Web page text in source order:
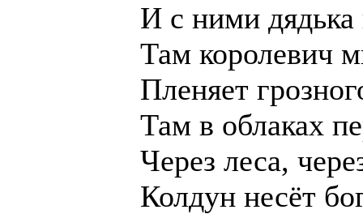
И с ними
Там королевич
Пленяет
Там в облаках
Через леса,
Колдун несёт